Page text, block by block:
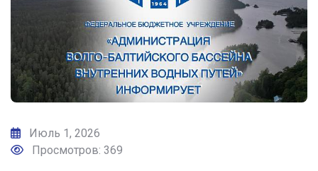
Июль 1, 2026
Просмотров: 369